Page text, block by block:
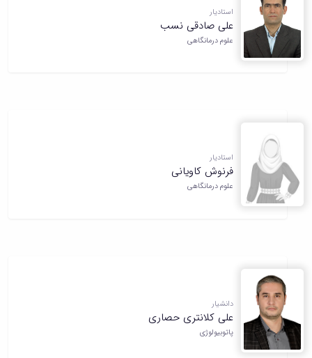
استادیار
علی صادقی نسب
علوم درمانگاهی
استادیار
فرنوش کاویانی
علوم درمانگاهی
دانشیار
علی کلانتری حصاری
پاتوبیولوژی